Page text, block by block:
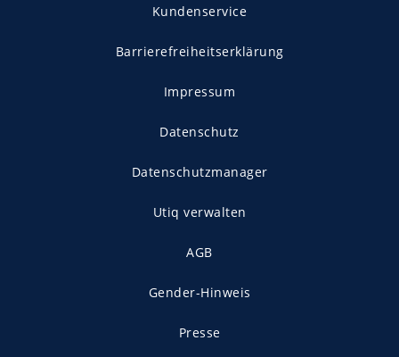
Kundenservice
Barrierefreiheitserklärung
Impressum
Datenschutz
Datenschutzmanager
Utiq verwalten
AGB
Gender-Hinweis
Presse